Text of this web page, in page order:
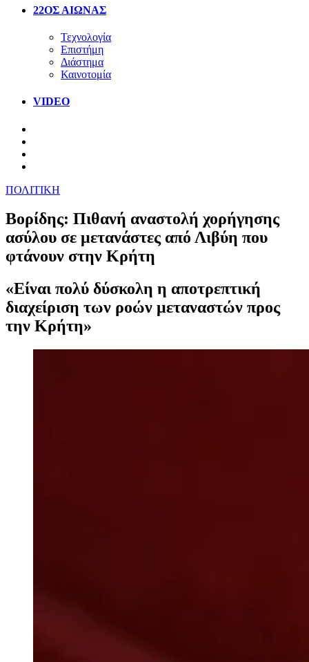
22ΟΣ ΑΙΩΝΑΣ
Τεχνολογία
Επιστήμη
Διάστημα
Καινοτομία
VIDEO
ΠΟΛΙΤΙΚΗ
Βορίδης: Πιθανή αναστολή χορήγησης
ασύλου σε μετανάστες από Λιβύη που
φτάνουν στην Κρήτη
«Είναι πολύ δύσκολη η αποτρεπτική
διαχείριση των ροών μεταναστών προς
την Κρήτη»